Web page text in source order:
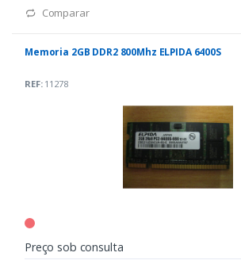
Comparar
Memoria 2GB DDR2 800Mhz ELPIDA 6400S
REF:11278
Preço sob consulta